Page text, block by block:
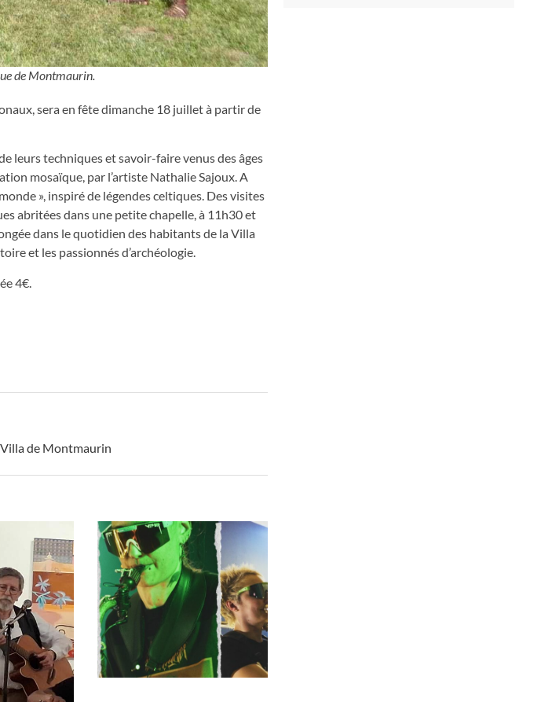
de Montmaurin.
sera en fête dimanche 18 juillet à partir de
leurs techniques et savoir-faire venus des âges
mosaïque, par l’artiste Nathalie Sajoux. A
», inspiré de légendes celtiques. Des visites
abritées dans une petite chapelle, à 11h30 et
dans le quotidien des habitants de la Villa
et les passionnés d’archéologie.
4€.
Villa de Montmaurin